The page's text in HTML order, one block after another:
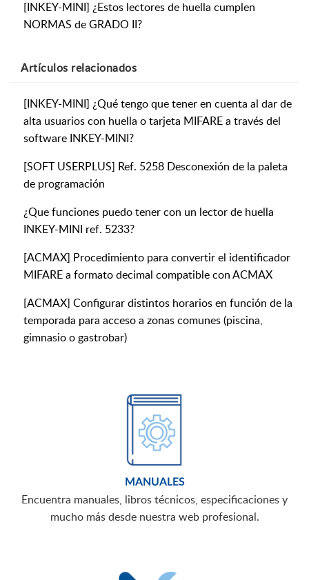
[INKEY-MINI] ¿Estos lectores de huella cumplen
NORMAS de GRADO II?
Artículos relacionados
[INKEY-MINI] ¿Qué tengo que tener en cuenta al dar de
alta usuarios con huella o tarjeta MIFARE a través del
software INKEY-MINI?
[SOFT USERPLUS] Ref. 5258 Desconexión de la paleta
de programación
¿Que funciones puedo tener con un lector de huella
INKEY-MINI ref. 5233?
[ACMAX] Procedimiento para convertir el identificador
MIFARE a formato decimal compatible con ACMAX
[ACMAX] Configurar distintos horarios en función de la
temporada para acceso a zonas comunes (piscina,
gimnasio o gastrobar)
MANUALES
Encuentra manuales, libros técnicos, especificaciones y
mucho más desde nuestra web profesional.